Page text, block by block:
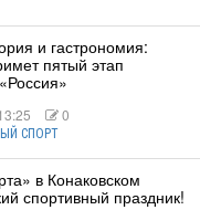
и гастрономия:
пятый этап
0
СПОРТ
в Конаковском
спортивный праздник!